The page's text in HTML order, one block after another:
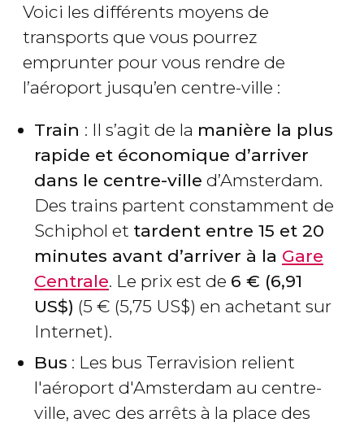
Voici les différents moyens de
transports que vous pourrez
emprunter pour vous rendre de
l’aéroport jusqu’en centre-ville :
Train : Il s’agit de la manière la plus
rapide et économique d’arriver
dans le centre-ville d’Amsterdam.
Des trains partent constamment de
Schiphol et tardent entre 15 et 20
minutes avant d’arriver à la Gare
Centrale. Le prix est de 6 € (6,91
US$) (5 € (5,75 US$) en achetant sur
Internet).
Bus : Les bus Terravision relient
l'aéroport d'Amsterdam au centre-
ville, avec des arrêts à la place des